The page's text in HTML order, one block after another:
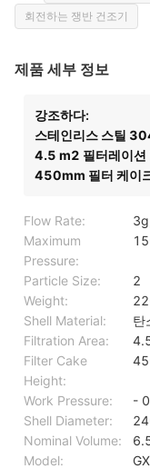
회전하는 쟁반 건조기
제품 세부 정보
강조하다:
스테인리스 스틸
4.5 m2 필터레이션
450mm 필터 케이
Flow Rate:
Maximum
Pressure:
Particle Size:
2
Weight:
Shell Material:
탄
Filtration Area:
Filter Cake
Height:
Work Pressure:
-
Shell Diameter:
Nominal Volume:
Model: